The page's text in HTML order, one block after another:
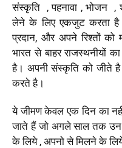
संस्कृति , पहनावा , भोजन ,
लेने के लिए एकजुट करता है।
प्रदान, और अपने रिश्तों
भारत से बाहर राजस्थनीयों
है। अपनी संस्कृति को जीते
करते है।
ये जीमण केवल एक दिन का
जाते हैं जो अगले साल तक
के लिये , अपनो से मिलने के